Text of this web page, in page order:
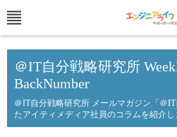
＠IT自分戦略研究所
BackNumber
＠IT自分戦略研究所 メールマガジン「＠
たアイティメディア社員のコラムを紹介し